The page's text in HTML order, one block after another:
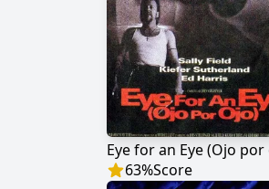
Eye for an Eye (Ojo por
63%Score